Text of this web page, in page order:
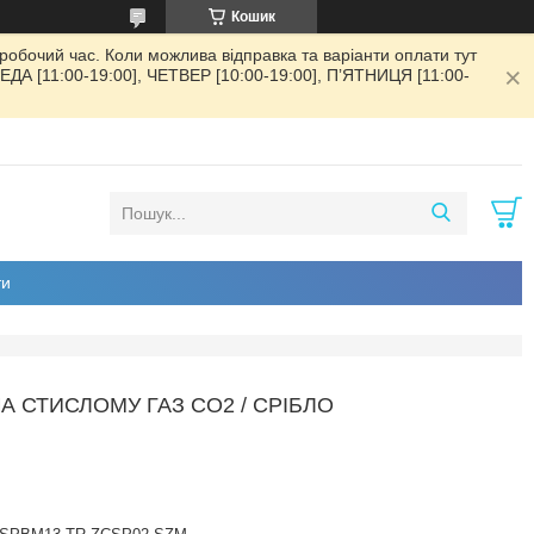
Кошик
час. Коли можлива відправка та варіанти оплати тут
[11:00-19:00], ЧЕТВЕР [10:00-19:00], ПʼЯТНИЦЯ [11:00-
СТИСЛОМУ ГАЗ CO2 / СРІБЛО